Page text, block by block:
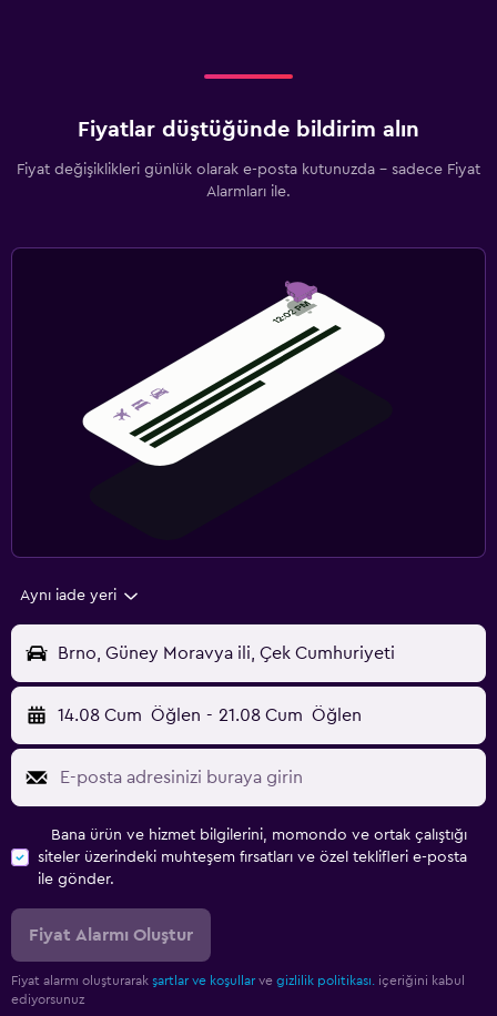
Fiyatlar düştüğünde bildirim alın
Fiyat değişiklikleri günlük olarak e-posta kutunuzda - sadece Fiyat
Alarmları ile.
Aynı iade yeri
Brno, Güney Moravya ili, Çek Cumhuriyeti
14.08 Cum Öğlen - 21.08 Cum Öğlen
Bana ürün ve hizmet bilgilerini, momondo ve ortak çalıştığı
siteler üzerindeki muhteşem fırsatları ve özel teklifleri e-posta
ile gönder.
Fiyat Alarmı Oluştur
Fiyat alarmı oluşturarak şartlar ve koşullar ve gizlilik politikası.
içeriğini kabul
ediyorsunuz